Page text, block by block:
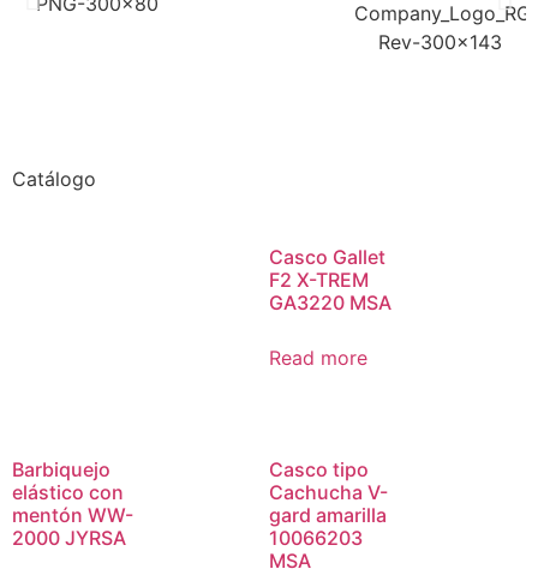
Catálogo
Casco Gallet
F2 X-TREM
GA3220 MSA
Read more
Barbiquejo
elástico con
mentón WW-
2000 JYRSA
Casco tipo
Cachucha V-
gard amarilla
10066203
MSA